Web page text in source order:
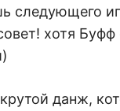
следующего
хотя
данж,